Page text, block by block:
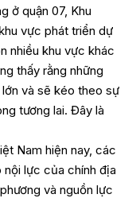
ở quận 07, Khu
vực phát triển dự
nhiều khu vực khác
thấy rằng những
và sẽ kéo theo sự
tương lai. Đây là
Nam hiện nay, các
nội lực của chính địa
và nguồn lực